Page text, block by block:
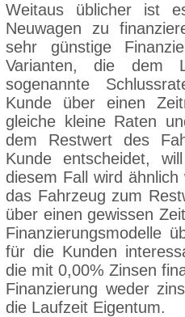
Weitaus üblicher ist
Neuwagen zu
sehr günstige
Varianten, die dem
sogenannte
Kunde über einen
gleiche kleine Raten
dem Restwert des
Kunde entscheidet,
diesem Fall wird
das Fahrzeug zum
über einen gewissen
Finanzierungsmodelle
für die Kunden
die mit 0,00% Zinsen
Finanzierung weder
die Laufzeit Eigentum.